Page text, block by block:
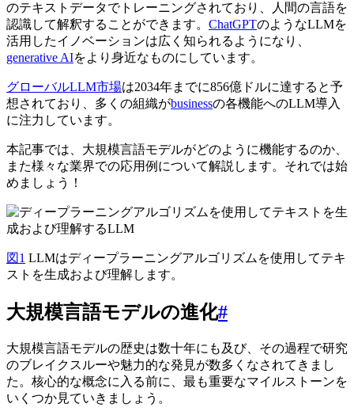
のテキストデータでトレーニングされており、人間の言語を
認識して解釈することができます。 ChatGPTのようなLLMを
活用したイノベーションは広く知られるようになり、
generative AIをより身近なものにしています。
グローバルLLM市場は2034年までに856億ドルに達すると予
想されており、多くの組織がbusinessの各機能へのLLM導入
に注力しています。
本記事では、大規模言語モデルがどのように機能するのか、
また様々な業界での応用例について解説します。それでは始
めましょう！
図1 LLMはディープラーニングアルゴリズムを使用してテキ
ストを生成および理解します。
大規模言語モデルの進化#
大規模言語モデルの歴史は数十年にも及び、その過程で研究
のブレイクスルーや魅力的な発見が数多くなされてきまし
た。核心的な概念に入る前に、最も重要なマイルストーンを
いくつか見ていきましょう。